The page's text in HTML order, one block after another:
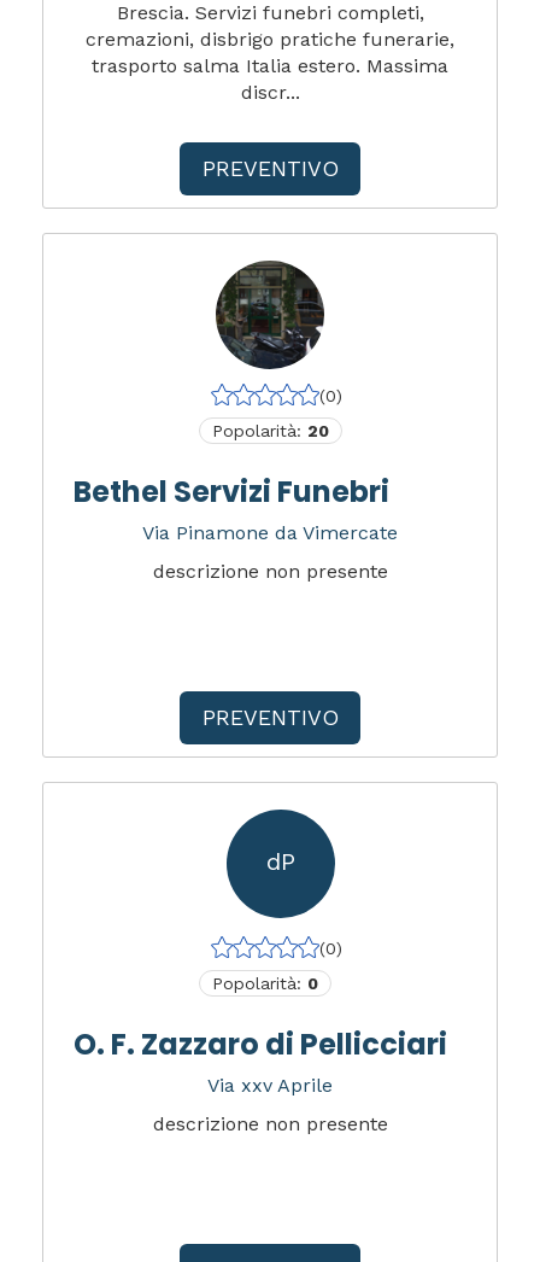
Brescia. Servizi funebri completi,
cremazioni, disbrigo pratiche funerarie,
trasporto salma Italia estero. Massima
discr...
PREVENTIVO
(0)
Popolarità: 20
Bethel Servizi Funebri
Via Pinamone da Vimercate
descrizione non presente
PREVENTIVO
dP
(0)
Popolarità: 0
O. F. Zazzaro di Pellicciari
Via xxv Aprile
descrizione non presente